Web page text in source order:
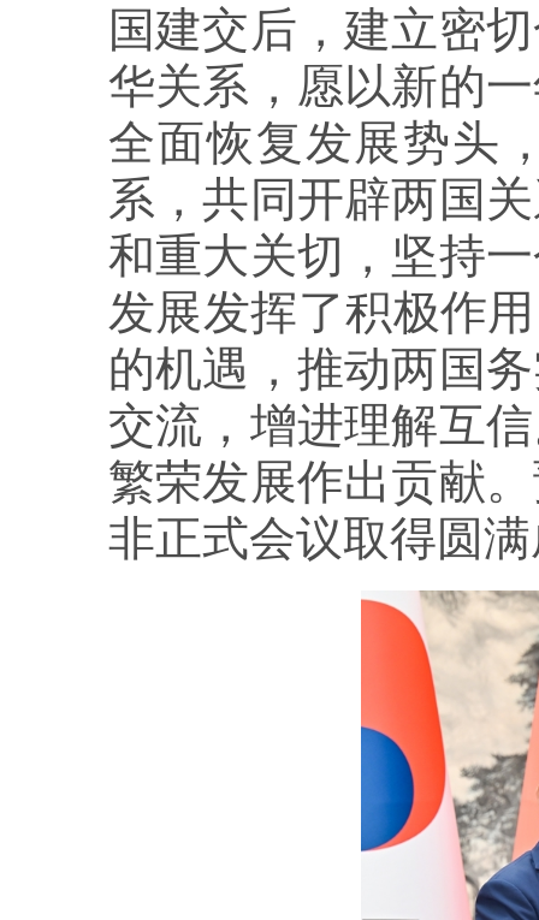
国建交后，建立密
华关系，愿以新的
全面恢复发展势头
系，共同开辟两国
和重大关切，坚持
发展发挥了积极作
的机遇，推动两国
交流，增进理解互
繁荣发展作出贡献
非正式会议取得圆